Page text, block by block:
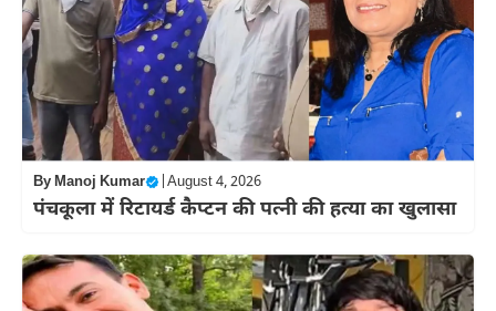
ByManoj Kumar August 4, 2026
पंचकूला में रिटायर्ड कैप्टन की पत्नी की हत्या का खुलासा